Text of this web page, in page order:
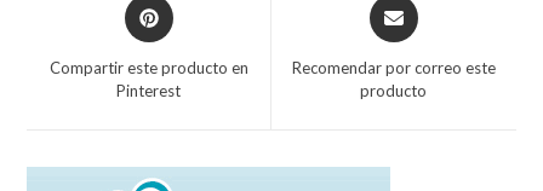
Compartir este producto en
Pinterest
Recomendar por correo este
producto